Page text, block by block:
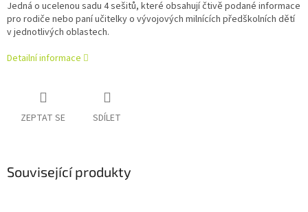
Jedná o ucelenou sadu 4 sešitů, které obsahují čtivě podané informace
pro rodiče nebo paní učitelky o vývojových milnících předškolních dětí
v jednotlivých oblastech.
Detailní informace
ZEPTAT SE SDÍLET
Související produkty